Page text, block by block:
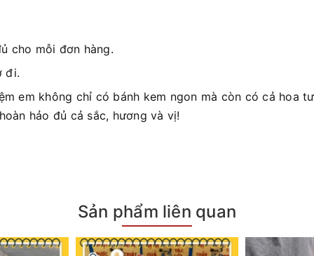
cho mỗi đơn hàng.
đi.
em không chỉ có bánh kem ngon mà còn có cả hoa
hảo đủ cả sắc, hương và vị!
Sản phẩm liên quan